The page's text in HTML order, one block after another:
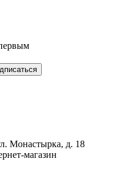
Монастырка, д. 18
магазин